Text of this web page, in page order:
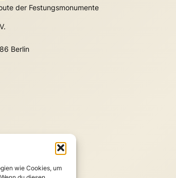
wie Cookies, um
der Festungsmonumente
Berlin